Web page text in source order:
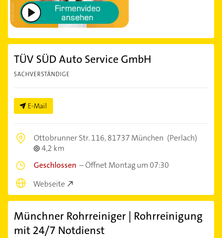
TÜV SÜD Auto Service GmbH
SACHVERSTÄNDIGE
E-Mail
Ottobrunner Str. 116,81737 München (Perlach)
4,2 km
Geschlossen –Öffnet Montag um 07:30
Webseite
Münchner Rohrreiniger | Rohrreinigung
mit 24/7 Notdienst